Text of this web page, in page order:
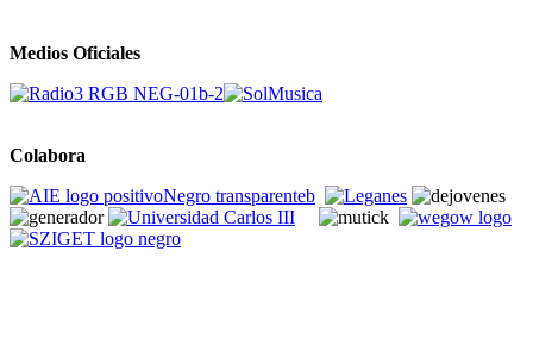
Medios Oficiales
Colabora